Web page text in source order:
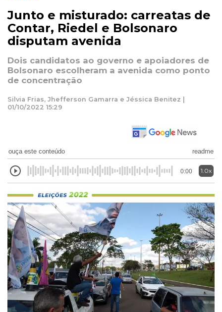
Junto e misturado: carreatas de
Contar, Riedel e Bolsonaro
disputam avenida
Dois candidatos ao governo e apoiadores de
Bolsonaro escolheram a avenida como ponto
de concentração
Silvia Frias, Jhefferson Gamarra e Jéssica Benitez |
01/10/2022 15:29
ouça este conteúdo readme
0:00 1.0x